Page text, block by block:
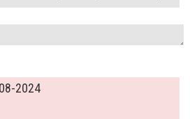
2024